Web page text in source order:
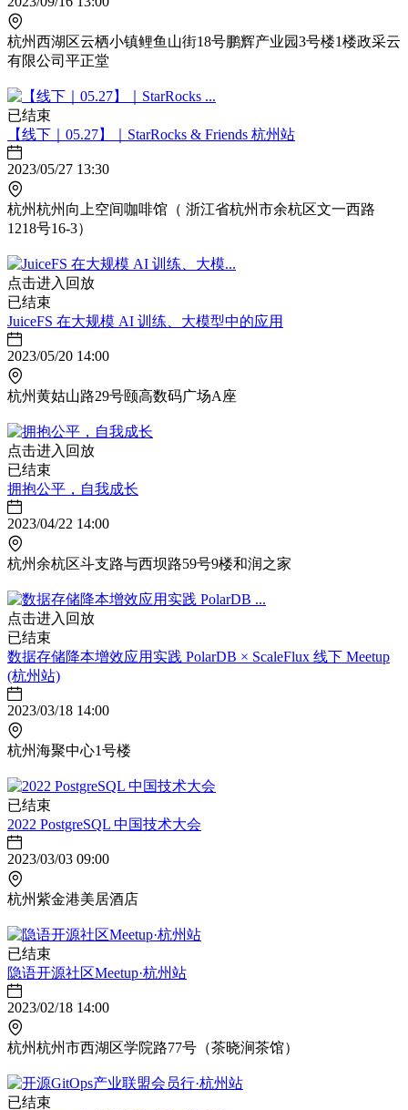
杭州西湖区云栖小镇鲤鱼山街18号鹏辉产业园3号楼1楼政采云
有限公司平正堂
已结束
【线下｜05.27】｜StarRocks & Friends 杭州站
2023/05/27 13:30
杭州杭州向上空间咖啡馆（ 浙江省杭州市余杭区文一西路
1218号16-3）
点击进入回放
已结束
JuiceFS 在大规模 AI 训练、大模型中的应用
2023/05/20 14:00
杭州黄姑山路29号颐高数码广场A座
点击进入回放
已结束
拥抱公平，自我成长
2023/04/22 14:00
杭州余杭区斗支路与西坝路59号9楼和润之家
点击进入回放
已结束
数据存储降本增效应用实践 PolarDB × ScaleFlux 线下 Meetup
(杭州站)
2023/03/18 14:00
杭州海聚中心1号楼
已结束
2022 PostgreSQL 中国技术大会
2023/03/03 09:00
杭州紫金港美居酒店
已结束
隐语开源社区Meetup·杭州站
2023/02/18 14:00
杭州杭州市西湖区学院路77号（茶晓涧茶馆）
已结束